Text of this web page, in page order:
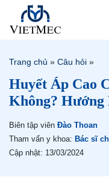
Trang chủ » Câu hỏi »
Huyết Áp Cao
Không? Hướng
Biên tập viên Đào Thoan
Tham vấn y khoa: Bác sĩ
Cập nhật: 13/03/2024